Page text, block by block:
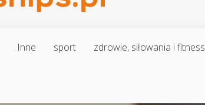
Inne sport zdrowie, siłowania i fitness